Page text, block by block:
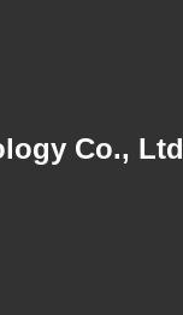
Co., Ltd